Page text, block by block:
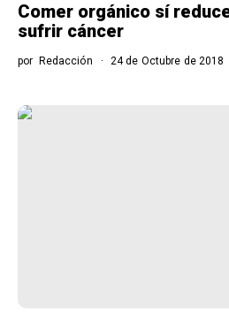
Comer orgánico sí
sufrir cáncer
por Redacción 24 de Octubre de 2018